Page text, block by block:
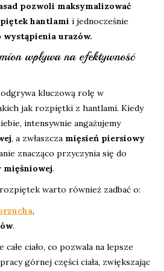
pozwoli maksymalizować
hantlami i jednocześnie
urazów.
wpływa na efektywność
odgrywa kluczową rolę w
jak rozpiętki z hantlami. Kiedy
intensywnie angażujemy
, a zwłaszcza mięsień piersiowy
znacząco przyczynia się do
mięśniowej.
warto również zadbać o:
,
.
ciało, co pozwala na lepsze
górnej części ciała, zwiększając